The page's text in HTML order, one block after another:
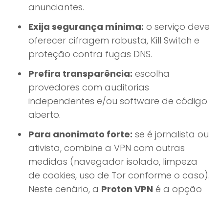
anunciantes.
Exija segurança mínima: o serviço deve
oferecer cifragem robusta, Kill Switch e
proteção contra fugas DNS.
Prefira transparência: escolha
provedores com auditorias
independentes e/ou software de código
aberto.
Para anonimato forte: se é jornalista ou
ativista, combine a VPN com outras
medidas (navegador isolado, limpeza
de cookies, uso de Tor conforme o caso).
Neste cenário, a Proton VPN é a opção